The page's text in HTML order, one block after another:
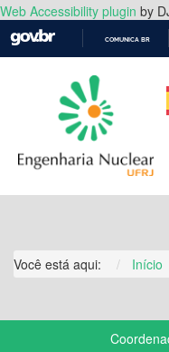
Web Accessibility plugin by
COMUNICA BR
Você está aqui: Início